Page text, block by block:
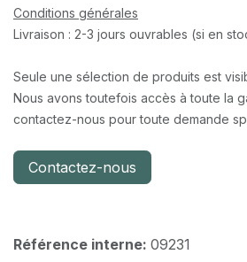
Conditions générales
Livraison : 2-3 jours ouvrables (si en
Seule une sélection de produits est
Nous avons toutefois accès à toute la
contactez-nous pour toute demande
Contactez-nous
Référence interne: 09231